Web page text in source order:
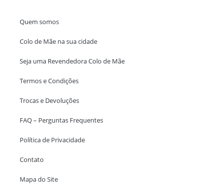
Quem somos
Colo de Mãe na sua cidade
Seja uma Revendedora Colo de Mãe
Termos e Condições
Trocas e Devoluções
FAQ – Perguntas Frequentes
Política de Privacidade
Contato
Mapa do Site